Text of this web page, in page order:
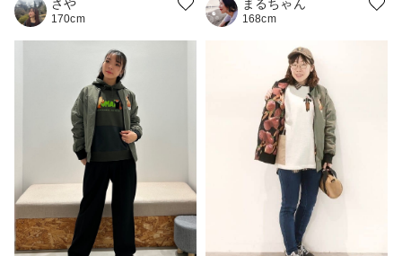
さや
170cm
まるちゃん
168cm